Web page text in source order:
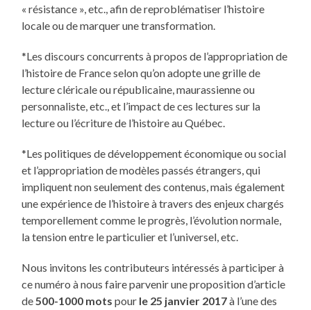
« résistance », etc., afin de reproblématiser l’histoire
locale ou de marquer une transformation.
*Les discours concurrents à propos de l’appropriation de
l’histoire de France selon qu’on adopte une grille de
lecture cléricale ou républicaine, maurassienne ou
personnaliste, etc., et l’impact de ces lectures sur la
lecture ou l’écriture de l’histoire au Québec.
*Les politiques de développement économique ou social
et l’appropriation de modèles passés étrangers, qui
impliquent non seulement des contenus, mais également
une expérience de l’histoire à travers des enjeux chargés
temporellement comme le progrès, l’évolution normale,
la tension entre le particulier et l’universel, etc.
Nous invitons les contributeurs intéressés à participer à
ce numéro à nous faire parvenir une proposition d’article
de500-1000 mots pour le 25 janvier 2017à l’une des